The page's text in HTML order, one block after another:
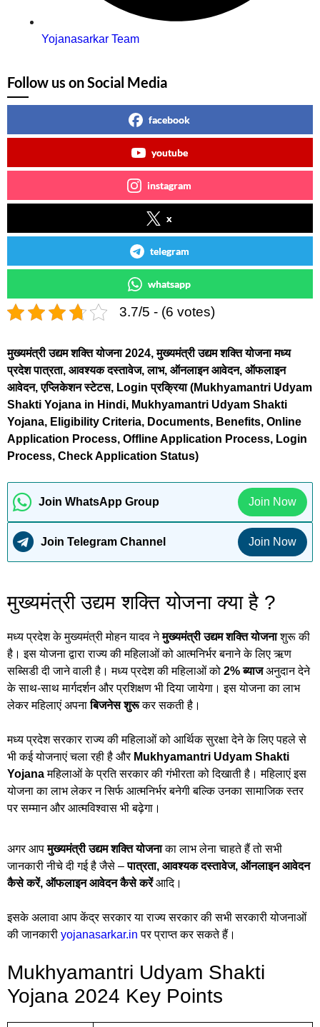
Yojanasarkar Team
Follow us on Social Media
facebook
youtube
instagram
x
telegram
whatsapp
3.7/5 - (6 votes)
मुख्यमंत्री उद्यम शक्ति योजना 2024, मुख्यमंत्री उद्यम शक्ति योजना मध्य
प्रदेश पात्रता, आवश्यक दस्तावेज, लाभ, ऑनलाइन आवेदन, ऑफलाइन
आवेदन, एप्लिकेशन स्टेटस, Login प्रक्रिया (Mukhyamantri Udyam
Shakti Yojana in Hindi, Mukhyamantri Udyam Shakti
Yojana, Eligibility Criteria, Documents, Benefits, Online
Application Process, Offline Application Process, Login
Process, Check Application Status)
Join WhatsApp Group Join Now
Join Telegram Channel Join Now
मुख्यमंत्री उद्यम शक्ति योजना क्या है ?
मध्य प्रदेश के मुख्यमंत्री मोहन यादव नेमुख्यमंत्री उद्यम शक्ति योजनाशुरू की
है। इस योजना द्वारा राज्य की महिलाओं को आत्मनिर्भर बनाने के लिए ऋण
सब्सिडी दी जाने वाली है। मध्य प्रदेश की महिलाओं को 2% ब्याजअनुदान देने
के साथ-साथ मार्गदर्शन और प्रशिक्षण भी दिया जायेगा। इस योजना का लाभ
लेकर महिलाएं अपनाबिजनेस शुरूकर सकती है।
मध्य प्रदेश सरकार राज्य की महिलाओं को आर्थिक सुरक्षा देने के लिए पहले से
भी कई योजनाएं चला रही है और Mukhyamantri Udyam Shakti
Yojanaमहिलाओं के प्रति सरकार की गंभीरता को दिखाती है। महिलाएं इस
योजना का लाभ लेकर न सिर्फ आत्मनिर्भर बनेगी बल्कि उनका सामाजिक स्तर
पर सम्मान और आत्मविश्वास भी बढ़ेगा।
अगर आपमुख्यमंत्री उद्यम शक्ति योजनाका लाभ लेना चाहते हैं तो सभी
जानकारी नीचे दी गई है जैसे –पात्रता, आवश्यक दस्तावेज, ऑनलाइन आवेदन
कैसे करें, ऑफलाइन आवेदन कैसे करेंआदि।
इसके अलावा आप केंद्र सरकार या राज्य सरकार की सभी सरकारी योजनाओं
की जानकारी yojanasarkar.in पर प्राप्त कर सकते हैं।
Mukhyamantri Udyam Shakti
Yojana 2024 Key Points